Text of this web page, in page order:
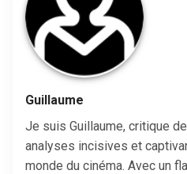
Guillaume
Je suis Guillaume, critique
analyses incisives et
monde du cinéma. Avec un